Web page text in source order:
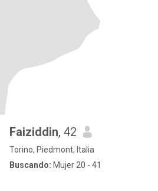
Faiziddin, 42
Torino, Piedmont, Italia
Buscando: Mujer 20 - 41